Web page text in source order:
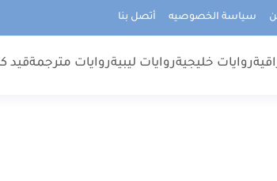
سياسة الخصوصيه أتصل بنا
روايات خليجيةروايات ليبيةروايات مترجمةقيد